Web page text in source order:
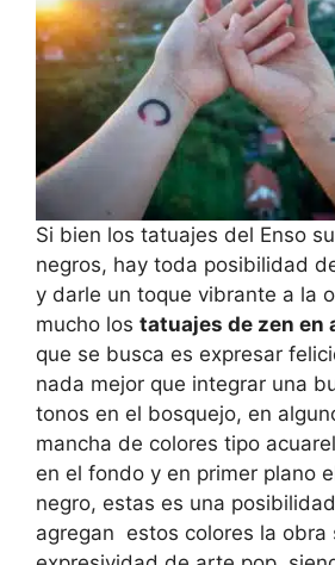
Si bien los tatuajes del Enso
negros, hay toda posibilidad
y darle un toque vibrante a la
mucho los tatuajes de zen en
que se busca es expresar
nada mejor que integrar una
tonos en el bosquejo, en
mancha de colores tipo
en el fondo y en primer plano
negro, estas es una
agregan estos colores la obra